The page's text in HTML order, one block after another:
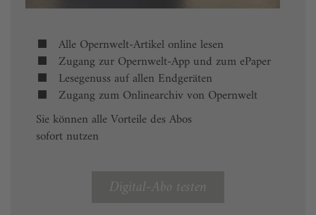
Alle Opernwelt-Artikel online lesen
Zugang zur Opernwelt-App und zum ePaper
Lesegenuss auf allen Endgeräten
Zugang zum Onlinearchiv von Opernwelt
Sie können alle Vorteile des Abos
sofort nutzen
Digital-Abo testen